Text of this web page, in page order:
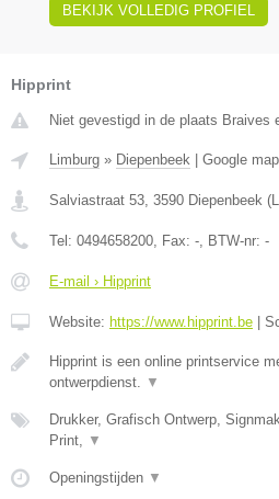
BEKIJK VOLLEDIG PROFIEL
Hipprint
Niet gevestigd in de plaats Braives
Limburg » Diepenbeek | Google
Salviastraat 53 3590 Diepenbeek (
Tel: 0494658200 , Fax: - , BTW-nr: -
E-mail › Hipprint
Website: https://www.hipprint.be |
Hipprint is een online printservice
ontwerpdienst.
▼
Drukker, Grafisch Ontwerp,
Print,
▼
Openingstijden ▼